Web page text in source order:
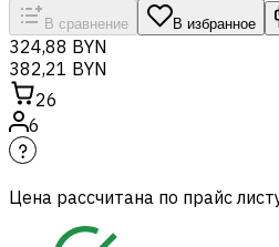
В сравнение В избранное
324,88 BYN
382,21 BYN
26
6
Цена рассчитана по прайс